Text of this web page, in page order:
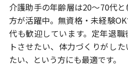
介護助手の年齢層は20～70代
方が活躍中。無資格・未経験
代も歓迎しています。 定年退職
トさせたい、体力づくりが し
たい、という方にも最適です。